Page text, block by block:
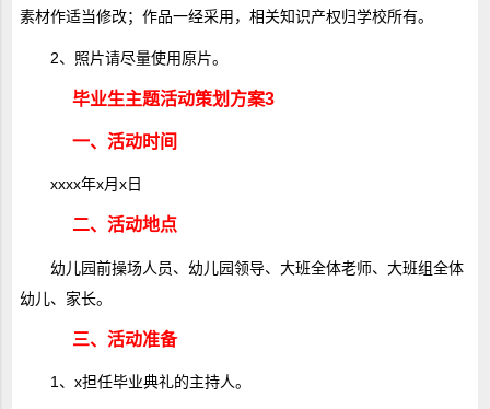
素材作适当修改；作品一经采用，相关知识产权归学校所有。
2、照片请尽量使用原片。
毕业生主题活动策划方案3
一、活动时间
xxxx年x月x日
二、活动地点
幼儿园前操场人员、幼儿园领导、大班全体老师、大班组全体
幼儿、家长。
三、活动准备
1、x担任毕业典礼的主持人。